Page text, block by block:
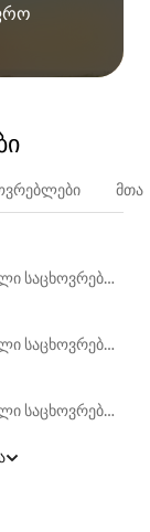
დასასვენებელი საცხოვრებლები
დასასვენებელი საცხოვრებლები
დასასვენებელი საცხოვრებლები